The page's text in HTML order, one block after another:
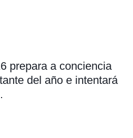
prepara a conciencia
del año e intentará